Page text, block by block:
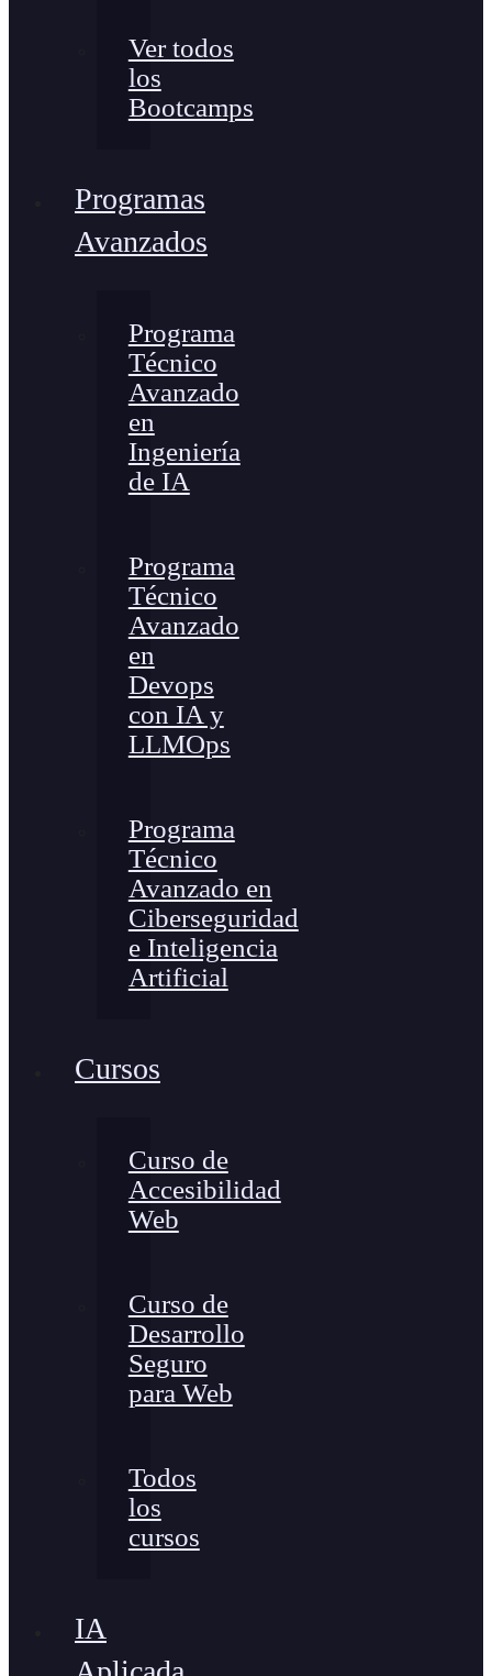
Ver todos
los
Bootcamps
Programas
Avanzados
Programa
Técnico
Avanzado
en
Ingeniería
de IA
Programa
Técnico
Avanzado
en
Devops
con IA y
LLMOps
Programa
Técnico
Avanzado en
Ciberseguridad
e Inteligencia
Artificial
Cursos
Curso de
Accesibilidad
Web
Curso de
Desarrollo
Seguro
para Web
Todos
los
cursos
IA